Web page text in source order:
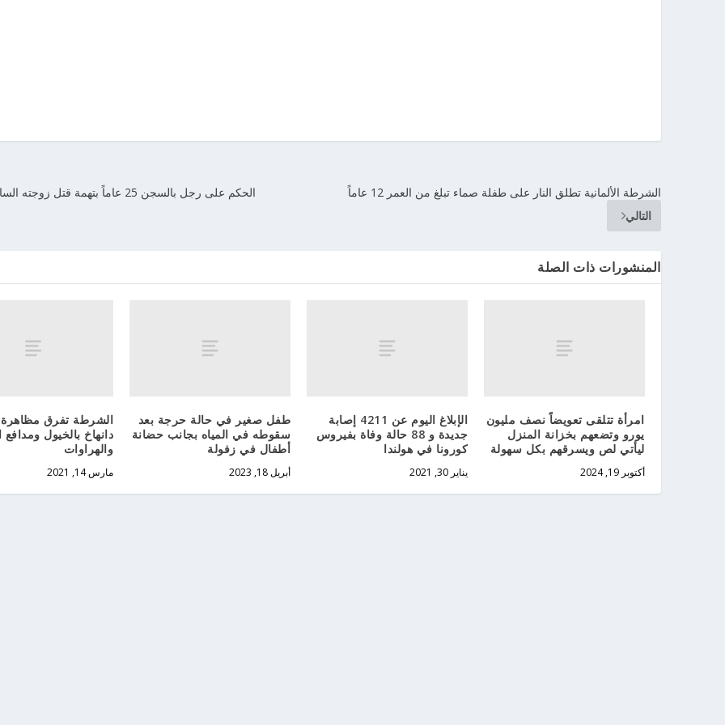
الحكم على رجل بالسجن 25 عاماً بتهمة قتل زوجته السابقة في دلفت
الشرطة الألمانية تطلق النار على طفلة صماء تبلغ من العمر 12 عاماً
التالي
المنشورات ذات الصلة
امرأة تتلقى تعويضاً نصف مليون
يورو وتضعهم بخزانة المنزل
ليأتي لص ويسرقهم بكل سهولة
أكتوبر 19, 2024
الإبلاغ اليوم عن 4211 إصابة
جديدة و 88 حالة وفاة بفيروس
كورونا في هولندا
يناير 30, 2021
طفل صغير في حالة حرجة بعد
سقوطه في المياه بجانب حضانة
أطفال في زفولة
أبريل 18, 2023
الشرطة تفرق
دانهاخ بالخيول ومدافع
والهراوات
مارس 14, 2021